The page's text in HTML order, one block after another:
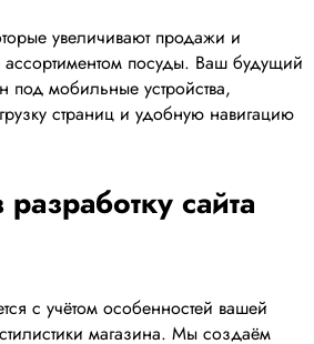
увеличивают продажи и
посуды. Ваш будущий
под мобильные устройства,
страниц и удобную навигацию
сайта
с учётом особенностей вашей
магазина. Мы создаём